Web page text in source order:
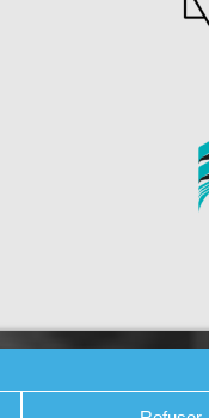
PHOTOS / WEB TV